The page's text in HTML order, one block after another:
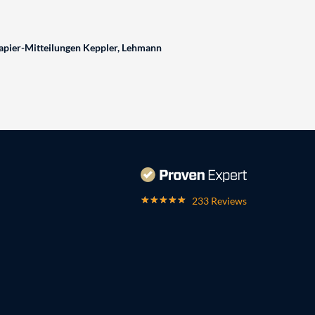
Mitteilungen Keppler, Lehmann
233 Reviews